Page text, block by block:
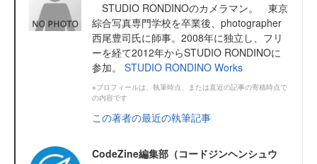
STUDIO RONDINOのカメラマン。 東京
綜合写真専門学校を卒業後、photographer
西尾豊司氏に師事。2008年に独立し、フリ
ーを経て2012年からSTUDIO RONDINOに
参加。 STUDIO RONDINO Works
※プロフィールは、執筆時点、または直近の記事の寄稿時点で
の内容です
この著者の最近の執筆記事
CodeZine編集部（コードジンヘンシュウ